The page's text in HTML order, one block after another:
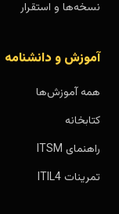
نسخه‌ها و استقرار
آموزش و دانشنامه
همه آموزش‌ها
کتابخانه
راهنمای ITSM
تمرینات ITIL4